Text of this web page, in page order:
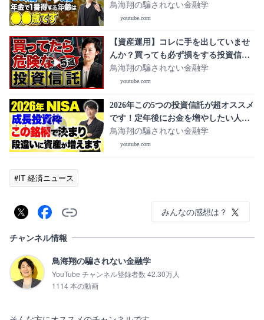
が教えない本当の話を紹介します！
鳥海翔の騙されない金融学
youtube.com
【資産運用】コレに手を出していませ
んか？買っても必ず損をする投資信託
を紹介します！
鳥海翔の騙されない金融学
youtube.com
2026年この5つの投資信託が超オススメ
です！定年後にお金を増やしたい人に
向けて投資先について解説します！
鳥海翔の騙されない金融学
youtube.com
#IT 経済ニュース
みんなの感想は？
チャンネル情報
鳥海翔の騙されない金融学
YouTube チャンネル登録者数 42.30万人
1114 本の動画